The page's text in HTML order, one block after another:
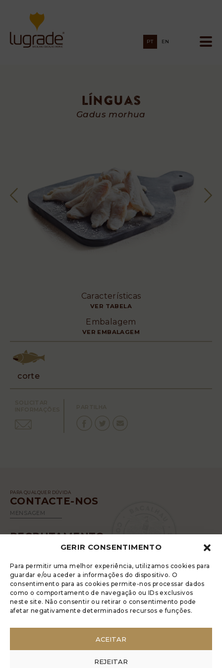
GERIR CONSENTIMENTO
Para permitir uma melhor experiência, utilizamos cookies para
guardar e/ou aceder a informações do dispositivo. O
consentimento para as cookies permite-nos processar dados
como o comportamento de navegação ou IDs exclusivos
neste site. Não consentir ou retirar o consentimento pode
afetar negativamente determinados recursos e funções.
ACEITAR
REJEITAR
PT EN
Características
VER TABELA
Embalagem
VER EMBALAGEM
corte
Línguas
Gadus morhua
PARA QUALQUER DÚVIDA
CONTACTE-NOS
MENSAGEM
RECRUTAMENTO
A LUGRADE DISPÕE DE UM LIVRO DE
GERIR COOKIES